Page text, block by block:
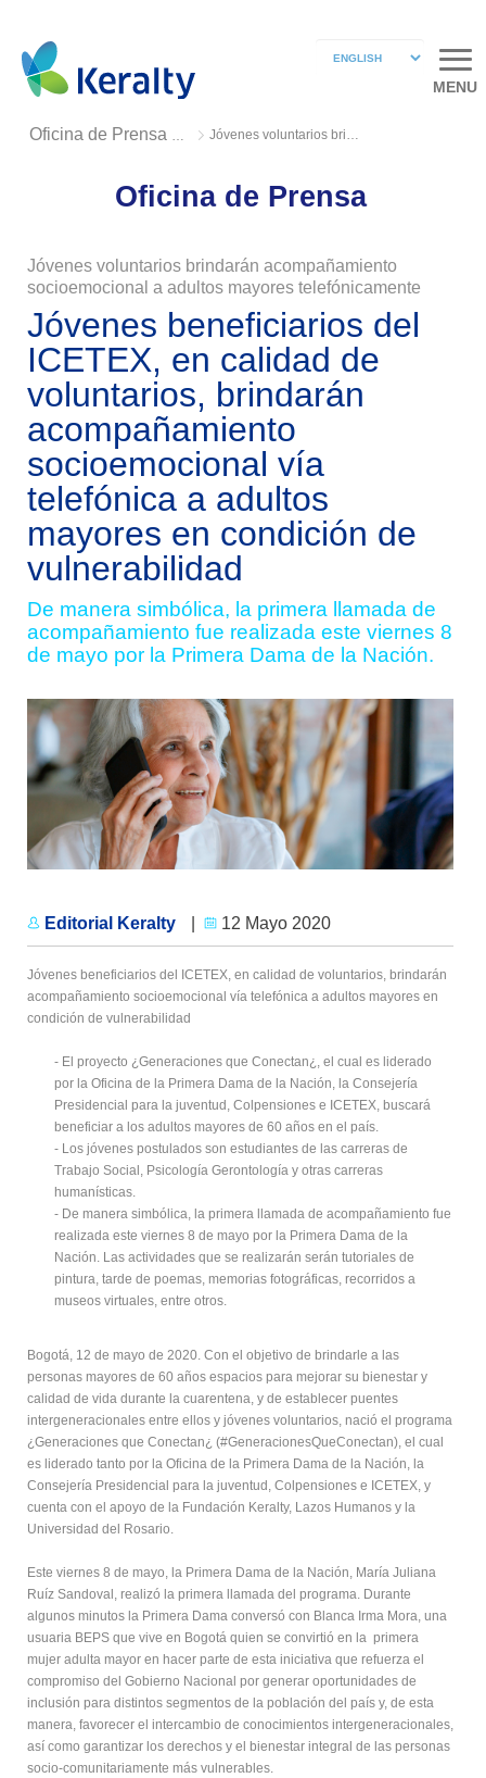
MENU
Oficina de Prensa 2020 Jóvenes voluntarios brindarán acompañamiento socioemocional
Oficina de Prensa
Jóvenes voluntarios brindarán acompañamiento
socioemocional a adultos mayores telefónicamente
Jóvenes beneficiarios del
ICETEX, en calidad de
voluntarios, brindarán
acompañamiento
socioemocional vía
telefónica a adultos
mayores en condición de
vulnerabilidad
De manera simbólica, la primera llamada de
acompañamiento fue realizada este viernes 8
de mayo por la Primera Dama de la Nación.
Editorial Keralty 12 Mayo 2020
Jóvenes beneficiarios del ICETEX, en calidad de voluntarios, brindarán
acompañamiento socioemocional vía telefónica a adultos mayores en
condición de vulnerabilidad
- El proyecto ¿Generaciones que Conectan¿, el cual es liderado
por la Oficina de la Primera Dama de la Nación, la Consejería
Presidencial para la juventud, Colpensiones e ICETEX, buscará
beneficiar a los adultos mayores de 60 años en el país.
- Los jóvenes postulados son estudiantes de las carreras de
Trabajo Social, Psicología Gerontología y otras carreras
humanísticas.
- De manera simbólica, la primera llamada de acompañamiento fue
realizada este viernes 8 de mayo por la Primera Dama de la
Nación. Las actividades que se realizarán serán tutoriales de
pintura, tarde de poemas, memorias fotográficas, recorridos a
museos virtuales, entre otros.
Bogotá, 12 de mayo de 2020. Con el objetivo de brindarle a las
personas mayores de 60 años espacios para mejorar su bienestar y
calidad de vida durante la cuarentena, y de establecer puentes
intergeneracionales entre ellos y jóvenes voluntarios, nació el programa
¿Generaciones que Conectan¿ (#GeneracionesQueConectan), el cual
es liderado tanto por la Oficina de la Primera Dama de la Nación, la
Consejería Presidencial para la juventud, Colpensiones e ICETEX, y
cuenta con el apoyo de la Fundación Keralty, Lazos Humanos y la
Universidad del Rosario.
Este viernes 8 de mayo, la Primera Dama de la Nación, María Juliana
Ruíz Sandoval, realizó la primera llamada del programa. Durante
algunos minutos la Primera Dama conversó con Blanca Irma Mora, una
usuaria BEPS que vive en Bogotá quien se convirtió en la primera
mujer adulta mayor en hacer parte de esta iniciativa que refuerza el
compromiso del Gobierno Nacional por generar oportunidades de
inclusión para distintos segmentos de la población del país y, de esta
manera, favorecer el intercambio de conocimientos intergeneracionales,
así como garantizar los derechos y el bienestar integral de las personas
socio-comunitariamente más vulnerables.